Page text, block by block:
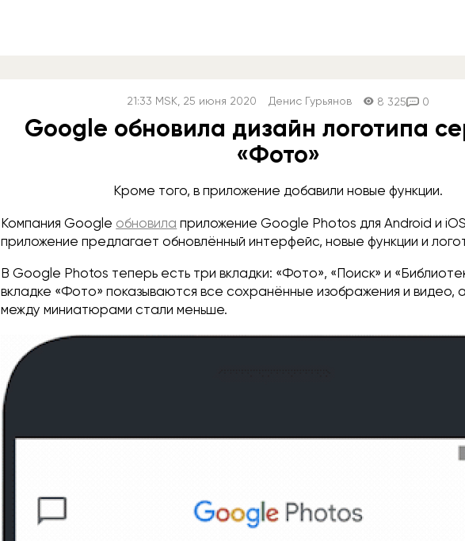
21:33 MSK , 25 июня 2020 Денис Гурьянов 8 325 0
Google обновила дизайн логотипа
«Фото»
Кроме того, в приложение добавили новые функции.
Компания Google обновила приложение Google Photos для Android и
приложение предлагает обновлённый интерфейс, новые функции и
В Google Photos теперь есть три вкладки: «Фото», «Поиск» и
вкладке «Фото» показываются все сохранённые изображения и видео,
между миниатюрами стали меньше.